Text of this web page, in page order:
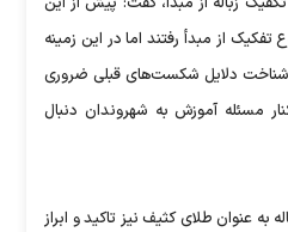
از مبدأ رفتند اما در این زمینه
شناخت دلایل شکست‌های قبلی ضروری
مسئله آموزش به شهروندان دنبال
به عنوان طلای کثیف نیز تاکید و ابراز